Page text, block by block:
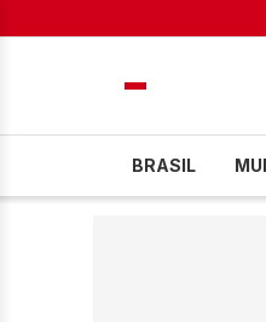
BRASIL